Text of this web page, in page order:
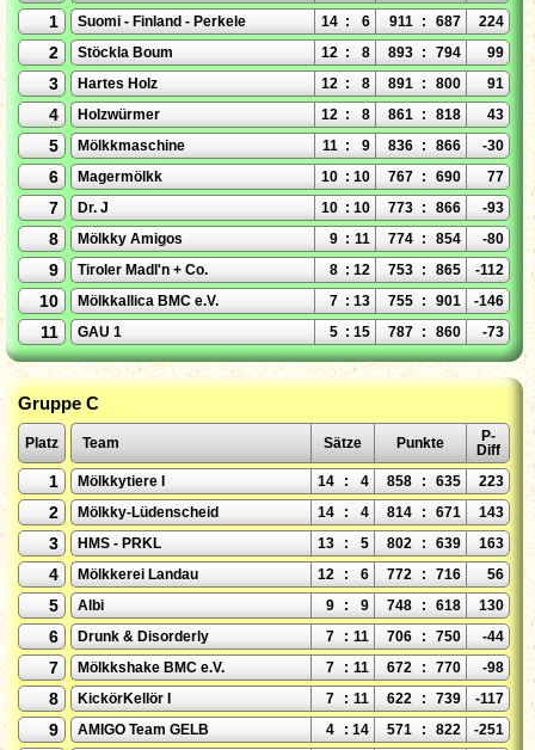
1 Suomi - Finland - Perkele 14 : 6 911 : 687 224
2 Stöckla Boum 12 : 8 893 : 794 99
3 Hartes Holz 12 : 8 891 : 800 91
4 Holzwürmer 12 : 8 861 : 818 43
5 Mölkkmaschine 11 : 9 836 : 866 -30
6 Magermölkk 10 : 10 767 : 690 77
7 Dr. J 10 : 10 773 : 866 -93
8 Mölkky Amigos 9 : 11 774 : 854 -80
9 Tiroler Madl'n + Co. 8 : 12 753 : 865 -112
10 Mölkkallica BMC e.V. 7 : 13 755 : 901 -146
11 GAU 1 5 : 15 787 : 860 -73
Gruppe C
Platz Team Sätze Punkte
P-
Diff
1 Mölkkytiere I 14 : 4 858 : 635 223
2 Mölkky-Lüdenscheid 14 : 4 814 : 671 143
3 HMS - PRKL 13 : 5 802 : 639 163
4 Mölkkerei Landau 12 : 6 772 : 716 56
5 Albi 9 : 9 748 : 618 130
6 Drunk & Disorderly 7 : 11 706 : 750 -44
7 Mölkkshake BMC e.V. 7 : 11 672 : 770 -98
8 KickörKellör I 7 : 11 622 : 739 -117
9 AMIGO Team GELB 4 : 14 571 : 822 -251